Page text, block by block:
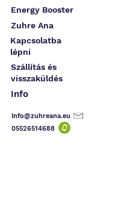
Energy Booster
Zuhre Ana
Kapcsolatba
lépni
Szállítás és
visszaküldés
Info
Info@zuhreana.eu
05526514688